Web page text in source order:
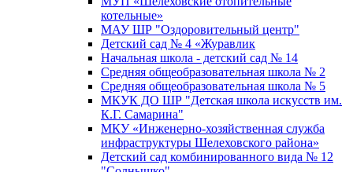
котельные»
МАУ ШР "Оздоровительный центр"
Детский сад № 4 «Журавлик
Начальная школа - детский сад № 14
Средняя общеобразовательная школа № 2
Средняя общеобразовательная школа № 5
МКУК ДО ШР "Детская школа искусств им.
К.Г. Самарина"
МКУ «Инженерно-хозяйственная служба
инфраструктуры Шелеховского района»
Детский сад комбинированного вида № 12